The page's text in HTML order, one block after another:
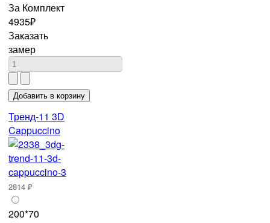
За Комплект
4935₽
Заказать
замер
Тренд-11 3D
Cappuccino
2814 ₽
200*70